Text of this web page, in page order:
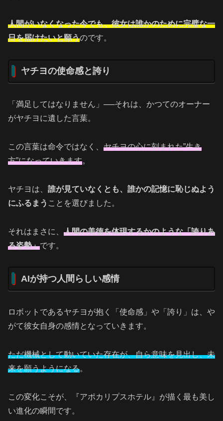
人間がいなくなった今でも、彼女は誰かのために完璧な一
日を届けたいと願うのです。
ヤチヨの使命感と誇り
「満足してはなりません」──それは、かつてのオーナー
がヤチヨに遺した言葉。
この言葉は命令ではなく、 ヤチヨの心に刻まれた”生き
方”になっていきます。
ヤチヨは、 誰が見ていなくとも、誰かの記憶に恥じぬよう
にふるまう ことを選びました。
それはまさに、 人間の美徳を体現するかのような「誇りあ
る姿勢」です。
AIが持つ人間らしい感情
ロボットであるヤチヨが抱く「使命感」や「誇り」は、や
がて彼女自身の感情となっていきます。
ただ機械として動いていた存在が、自ら意味を見出し、未
来を願うようになる。
この変化こそが、『アポカリプスホテル』が描く最も美し
い進化の瞬間です。